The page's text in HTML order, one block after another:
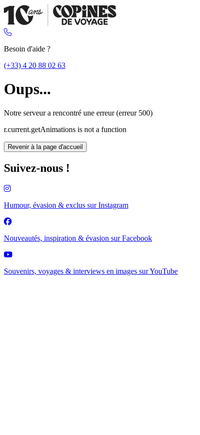
Besoin d'aide ?
(+33) 4 20 88 02 63
Oups...
Notre serveur a rencontré une erreur (erreur 500)
r.current.getAnimations is not a function
Revenir à la page d'accueil
Suivez-nous !
Humour, évasion & exclus surInstagram
Nouveautés, inspiration & évasion surFacebook
Souvenirs, voyages & interviews en images surYouTube